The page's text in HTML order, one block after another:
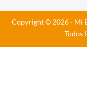
Copyright © 2026 - Mi
Todos